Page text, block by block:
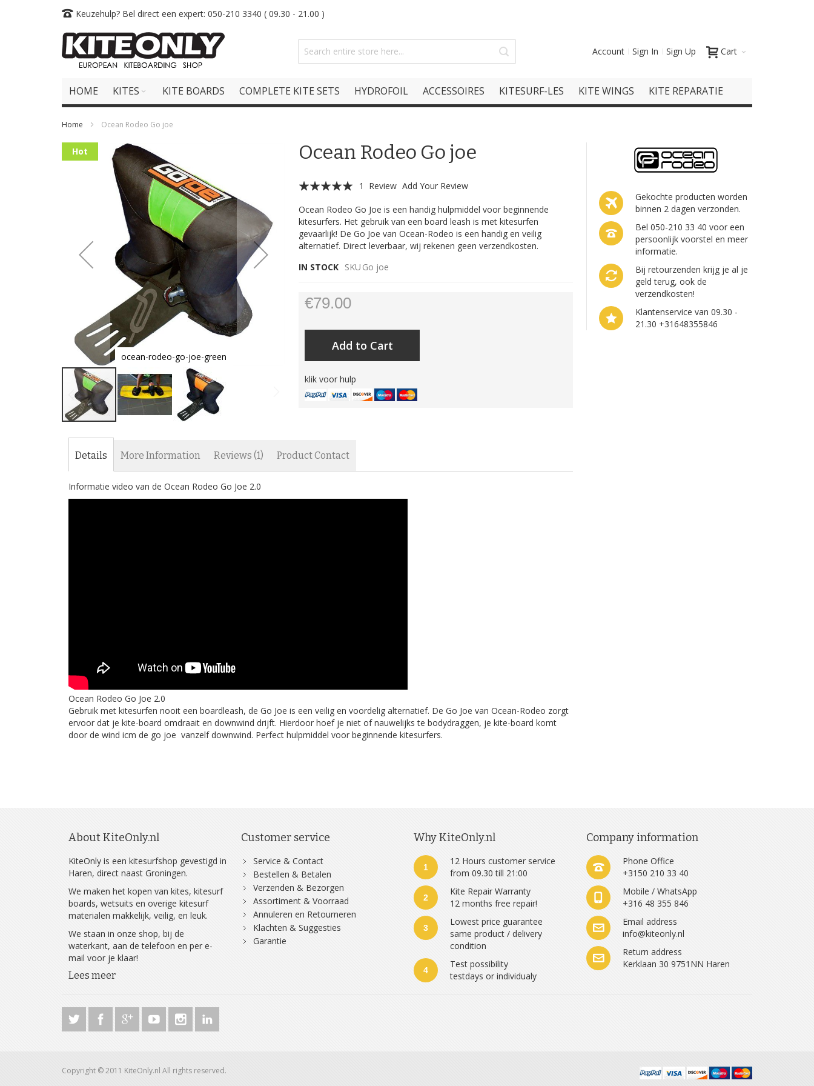
Skip
to
Content
Keuzehulp? Bel direct een expert: 050-210 3340 ( 09.30 - 21.00 )
Cart
Account Sign In Sign Up
HOME KITES KITE BOARDS COMPLETE KITE SETS HYDROFOIL ACCESSOIRES KITESURF-LES KITE WINGS KITE REPARATIE
Home Ocean Rodeo Go joe
Skip
to
ocean-rodeo-go-joe-green
to
the
images
Hot Ocean Rodeo Go joe
Rating:
1 Review Add Your Review
Ocean Rodeo Go Joe is een handig hulpmiddel voor beginnende
kitesurfers. Het gebruik van een board leash is met kitesurfen
gevaarlijk! De Go Joe van Ocean-Rodeo is een handig en veilig
alternatief. Direct leverbaar, wij rekenen geen verzendkosten.
IN STOCK SKU Go joe
€79.00
Add to Cart
klik voor hulp
Gekochte producten worden
binnen 2 dagen verzonden.
Bel 050-210 33 40 voor een
persoonlijk voorstel en meer
informatie.
Bij retourzenden krijg je al je
geld terug, ook de
verzendkosten!
Klantenservice van 09.30 -
21.30 +31648355846
Details
Informatie video van de Ocean Rodeo Go Joe 2.0
Ocean Rodeo Go Joe 2.0
Gebruik met kitesurfen nooit een boardleash, de Go Joe is een veilig en voordelig alternatief. De Go Joe van Ocean-Rodeo zorgt
ervoor dat je kite-board omdraait en downwind drijft. Hierdoor hoef je niet of nauwelijks te bodydraggen, je kite-board komt
door de wind icm de go joe vanzelf downwind. Perfect hulpmiddel voor beginnende kitesurfers.
More Information Reviews 1 Product Contact
About KiteOnly.nl
KiteOnly is een kitesurfshop gevestigd in
Haren, direct naast Groningen.
We maken het kopen van kites, kitesurf
boards, wetsuits en overige kitesurf
materialen makkelijk, veilig, en leuk.
We staan in onze shop, bij de
waterkant, aan de telefoon en per e-
mail voor je klaar!
Lees meer
Customer service
Service & Contact
Bestellen & Betalen
Verzenden & Bezorgen
Assortiment & Voorraad
Annuleren en Retourneren
Klachten & Suggesties
Garantie
Why KiteOnly.nl
1
12 Hours customer service
from 09.30 till 21:00
2
Kite Repair Warranty
12 months free repair!
3
Lowest price guarantee
same product / delivery
condition
4
Test possibility
testdays or individualy
Company information
Phone Office
+3150 210 33 40
Mobile / WhatsApp
+316 48 355 846
Email address
info@kiteonly.nl
Return address
Kerklaan 30 9751NN Haren
Copyright © 2011 KiteOnly.nl All rights reserved.